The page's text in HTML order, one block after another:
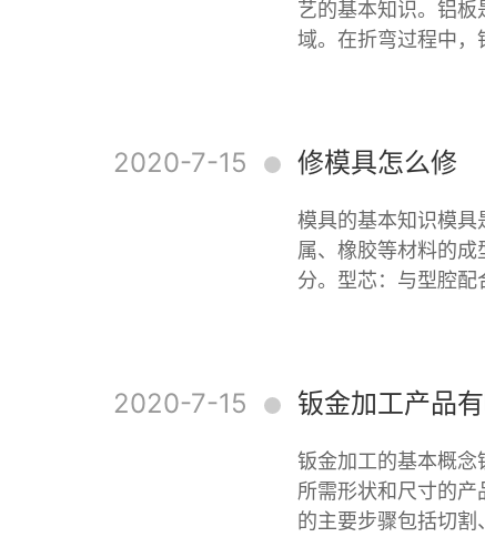
艺的基本知识。铝
域。在折弯过程中，
2020-7-15 修模具怎么修
模具的基本知识模
属、橡胶等材料的
分。型芯：与型腔配
2020-7-15 钣金加工产品
钣金加工的基本概
所需形状和尺寸的
的主要步骤包括切割